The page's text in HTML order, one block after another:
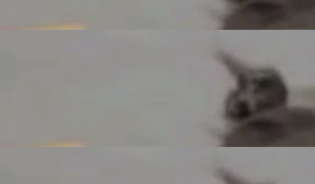
更，除非作者本身
科技战略配售对
计划。其中，Dee
修复多次传递同
取镜像时会拒绝包
）投票中获得